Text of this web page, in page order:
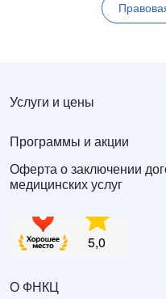
Услуги и цены
Программы и акции
Оферта о заключении
медицинских услуг
О ФНКЦ